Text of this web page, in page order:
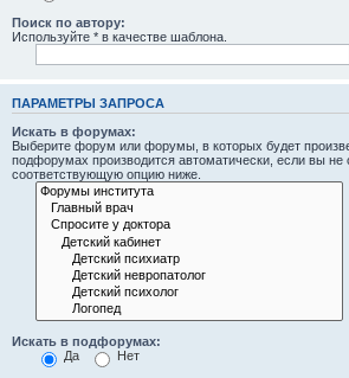
Поиск по автору:
Используйте * в качестве шаблона.
ПАРАМЕТРЫ ЗАПРОСА
Искать в форумах:
Выберите форум или форумы, в которых будет
подфорумах производится автоматически, если вы не
соответствующую опцию ниже.
Искать в подфорумах:
Да
Нет